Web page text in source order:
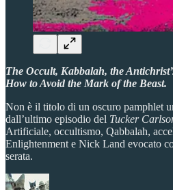
The Occult, Kabbalah, the
How to Avoid the Mark of the Beast.
Non è il titolo di un oscuro pamphlet
dall’ultimo episodio del Tucker
Artificiale, occultismo, Qabbalah,
Enlightenment e Nick Land evocato
serata.